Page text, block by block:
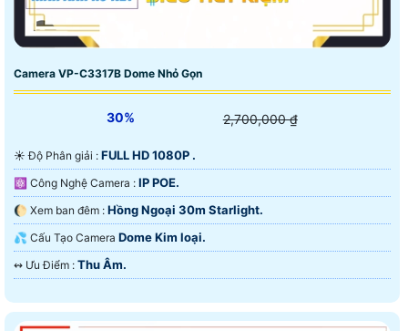
Camera VP-C3317B Dome Nhỏ Gọn
30% 2,700,000 ₫
☀️ Độ Phân giải : FULL HD 1080P .
⚛️ Công Nghệ Camera : IP POE.
🌔 Xem ban đêm : Hồng Ngoại 30m Starlight.
💦 Cấu Tạo Camera Dome Kim loại.
️↭ Ưu Điểm : Thu Âm.